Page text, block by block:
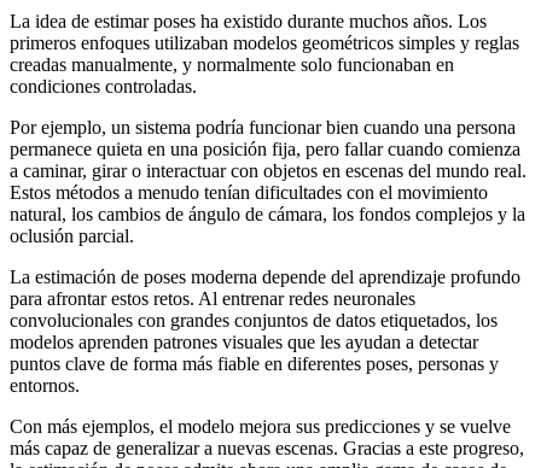
La idea de estimar poses ha existido durante muchos años. Los
primeros enfoques utilizaban modelos geométricos simples y reglas
creadas manualmente, y normalmente solo funcionaban en
condiciones controladas.
Por ejemplo, un sistema podría funcionar bien cuando una persona
permanece quieta en una posición fija, pero fallar cuando comienza
a caminar, girar o interactuar con objetos en escenas del mundo real.
Estos métodos a menudo tenían dificultades con el movimiento
natural, los cambios de ángulo de cámara, los fondos complejos y la
oclusión parcial.
La estimación de poses moderna depende del aprendizaje profundo
para afrontar estos retos. Al entrenar redes neuronales
convolucionales con grandes conjuntos de datos etiquetados, los
modelos aprenden patrones visuales que les ayudan a detectar
puntos clave de forma más fiable en diferentes poses, personas y
entornos.
Con más ejemplos, el modelo mejora sus predicciones y se vuelve
más capaz de generalizar a nuevas escenas. Gracias a este progreso,